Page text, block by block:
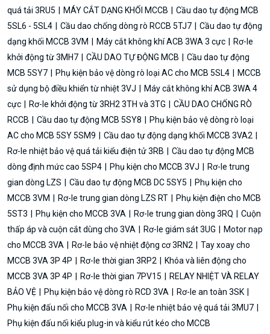
quá tải 3RU5
MÁY CẮT DẠNG KHỐI MCCB
Cầu dao tự động MCB
5SL6 - 5SL4
Cầu dao chống dòng rò RCCB 5TJ7
Cầu dao tự động
dạng khối MCCB 3VM
Máy cắt không khí ACB 3WA 3 cực
Rơ-le
khởi động từ 3MH7
CẦU DAO TỰ ĐỘNG MCB
Cầu dao tự động
MCB 5SY7
Phụ kiện bảo vệ dòng rò loại AC cho MCB 5SL4
MCCB
sử dụng bộ điều khiển từ nhiệt 3VJ
Máy cắt không khí ACB 3WA 4
cực
Rơ-le khởi động từ 3RH2 3TH và 3TG
CẦU DAO CHỐNG RÒ
RCCB
Cầu dao tự động MCB 5SY8
Phụ kiện bảo vệ dòng rò loại
AC cho MCB 5SY 5SM9
Cầu dao tự động dạng khối MCCB 3VA2
Rơ-le nhiệt bảo vệ quá tải kiểu điện tử 3RB
Cầu dao tự động MCB
dòng định mức cao 5SP4
Phụ kiện cho MCCB 3VJ
Rơ-le trung
gian dòng LZS
Cầu dao tự động MCB DC 5SY5
Phụ kiện cho
MCCB 3VM
Rơ-le trung gian dòng LZS RT
Phụ kiện điện cho MCB
5ST3
Phụ kiện cho MCCB 3VA Rơ-le trung gian dòng 3RQ
Cuộn
thấp áp và cuộn cắt dùng cho 3VA
Rơ-le giám sát 3UG
Motor nạp
cho MCCB 3VA
Rơ-le bảo vệ nhiệt động cơ 3RN2
Tay xoay cho
MCCB 3VA 3P 4P
Rơ-le thời gian 3RP2
Khóa và liên động cho
MCCB 3VA 3P 4P
Rơ-le thời gian 7PV15
RELAY NHIỆT VÀ RELAY
BẢO VỆ
Phụ kiện bảo vệ dòng rò RCD 3VA
Rơ-le an toàn 3SK
Phụ kiện đấu nối cho MCCB 3VA
Rơ-le nhiệt bảo vệ quá tải 3MU7
Phụ kiện đấu nối kiểu plug-in và kiểu rút kéo cho MCCB